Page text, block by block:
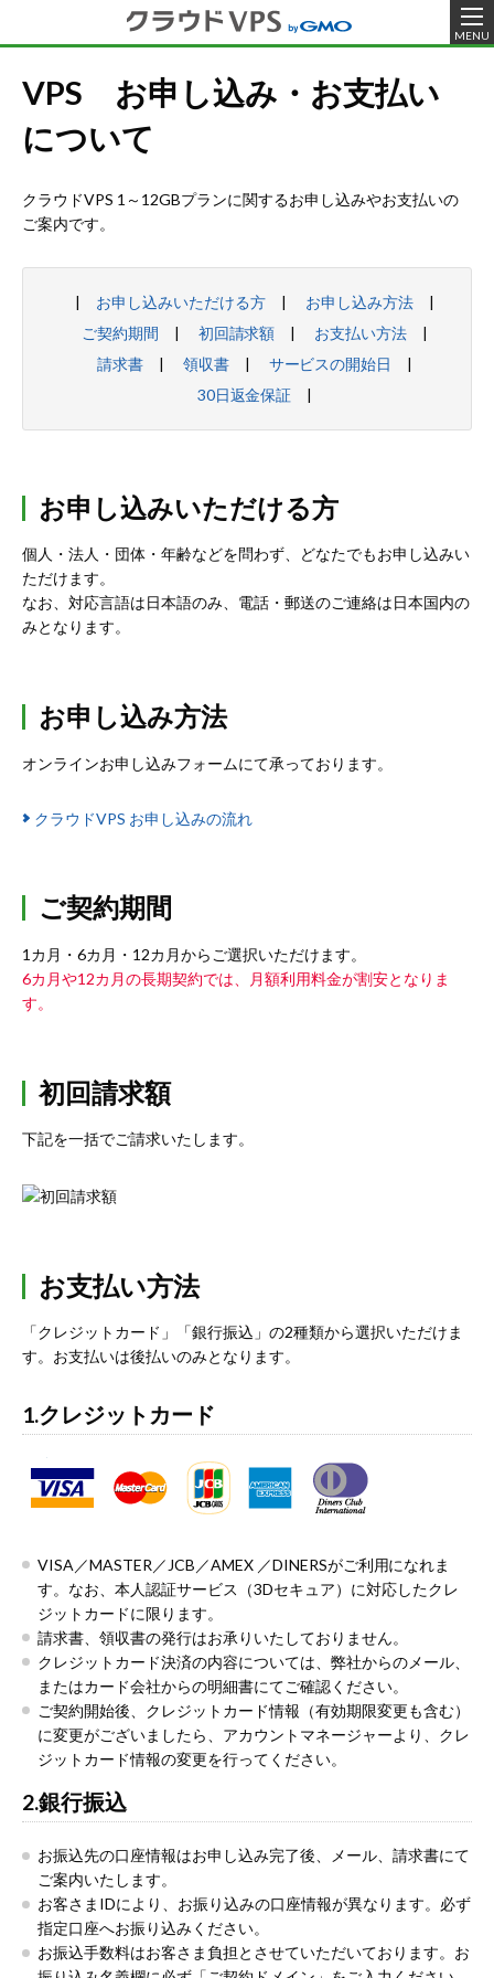
MENU
VPS お申し込み・お支払い
について
クラウドVPS 1～12GBプランに関するお申し込みやお支払いの
ご案内です。
お申し込みいただける方
お申し込み方法
ご契約期間
初回請求額
お支払い方法
請求書
領収書
サービスの開始日
30日返金保証
お申し込みいただける方
個人・法人・団体・年齢などを問わず、どなたでもお申し込みい
ただけます。
なお、対応言語は日本語のみ、電話・郵送のご連絡は日本国内の
みとなります。
お申し込み方法
オンラインお申し込みフォームにて承っております。
クラウドVPS お申し込みの流れ
ご契約期間
1カ月・6カ月・12カ月からご選択いただけます。
6カ月や12カ月の長期契約では、月額利用料金が割安となりま
す。
初回請求額
下記を一括でご請求いたします。
お支払い方法
「クレジットカード」「銀行振込」の2種類から選択いただけま
す。お支払いは後払いのみとなります。
1.クレジットカード
VISA／MASTER／JCB／AMEX ／DINERSがご利用になれま
す。なお、本人認証サービス（3Dセキュア）に対応したクレ
ジットカードに限ります。
請求書、領収書の発行はお承りいたしておりません。
クレジットカード決済の内容については、弊社からのメール、
またはカード会社からの明細書にてご確認ください。
ご契約開始後、クレジットカード情報（有効期限変更も含む）
に変更がございましたら、アカウントマネージャーより、クレ
ジットカード情報の変更を行ってください。
2.銀行振込
お振込先の口座情報はお申し込み完了後、メール、請求書にて
ご案内いたします。
お客さまIDにより、お振り込みの口座情報が異なります。必ず
指定口座へお振り込みください。
お振込手数料はお客さま負担とさせていただいております。お